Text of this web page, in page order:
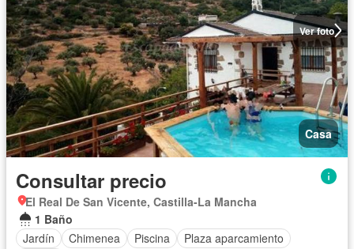
Ver foto
Casa
Consultar precio
El Real De San Vicente, Castilla-La Mancha
1 Baño
Jardín
Chimenea Piscina
Plaza aparcamiento